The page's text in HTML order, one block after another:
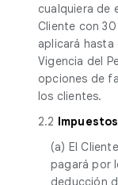
cualquiera de
Cliente con
aplicará hasta
Vigencia del
opciones de
los clientes.
2.2 Impuestos
(a) El
pagará por
deducción